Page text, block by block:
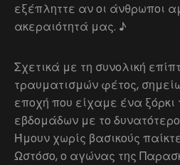
εξέπληττε αν οι άνθρωποι
ακεραιότητά μας. ♪
Σχετικά με τη συνολική
τραυματισμών φέτος,
εποχή που είχαμε ένα
εβδομάδων με το
Ήμουν χωρίς βασικούς
Ωστόσο, ο αγώνας της